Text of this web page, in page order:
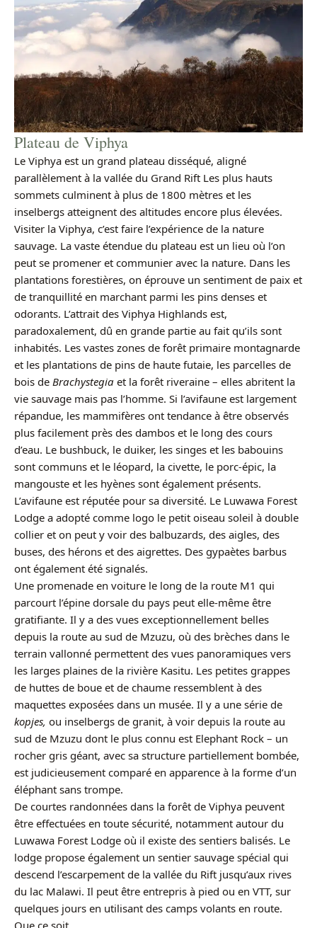
Plateau de Viphya
Le Viphya est un grand plateau disséqué, aligné
parallèlement à la vallée du Grand Rift Les plus hauts
sommets culminent à plus de 1800 mètres et les
inselbergs atteignent des altitudes encore plus élevées.
Visiter la Viphya, c’est faire l’expérience de la nature
sauvage. La vaste étendue du plateau est un lieu où l’on
peut se promener et communier avec la nature. Dans les
plantations forestières, on éprouve un sentiment de paix et
de tranquillité en marchant parmi les pins denses et
odorants. L’attrait des Viphya Highlands est,
paradoxalement, dû en grande partie au fait qu’ils sont
inhabités. Les vastes zones de forêt primaire montagnarde
et les plantations de pins de haute futaie, les parcelles de
bois de Brachystegia et la forêt riveraine – elles abritent la
vie sauvage mais pas l’homme. Si l’avifaune est largement
répandue, les mammifères ont tendance à être observés
plus facilement près des dambos et le long des cours
d’eau. Le bushbuck, le duiker, les singes et les babouins
sont communs et le léopard, la civette, le porc-épic, la
mangouste et les hyènes sont également présents.
L’avifaune est réputée pour sa diversité. Le Luwawa Forest
Lodge a adopté comme logo le petit oiseau soleil à double
collier et on peut y voir des balbuzards, des aigles, des
buses, des hérons et des aigrettes. Des gypaètes barbus
ont également été signalés.
Une promenade en voiture le long de la route M1 qui
parcourt l’épine dorsale du pays peut elle-même être
gratifiante. Il y a des vues exceptionnellement belles
depuis la route au sud de Mzuzu, où des brèches dans le
terrain vallonné permettent des vues panoramiques vers
les larges plaines de la rivière Kasitu. Les petites grappes
de huttes de boue et de chaume ressemblent à des
maquettes exposées dans un musée. Il y a une série de
kopjes, ou inselbergs de granit, à voir depuis la route au
sud de Mzuzu dont le plus connu est Elephant Rock – un
rocher gris géant, avec sa structure partiellement bombée,
est judicieusement comparé en apparence à la forme d’un
éléphant sans trompe.
De courtes randonnées dans la forêt de Viphya peuvent
être effectuées en toute sécurité, notamment autour du
Luwawa Forest Lodge où il existe des sentiers balisés. Le
lodge propose également un sentier sauvage spécial qui
descend l’escarpement de la vallée du Rift jusqu’aux rives
du lac Malawi. Il peut être entrepris à pied ou en VTT, sur
quelques jours en utilisant des camps volants en route.